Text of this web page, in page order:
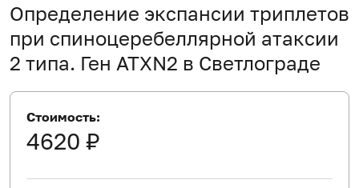
Определение экспансии триплетов
при спиноцеребеллярной атаксии
2 типа. Ген ATXN2 в Светлограде
Стоимость:
4620 ₽